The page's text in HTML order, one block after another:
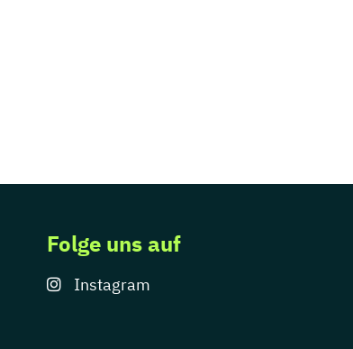
Folge uns auf
Instagram